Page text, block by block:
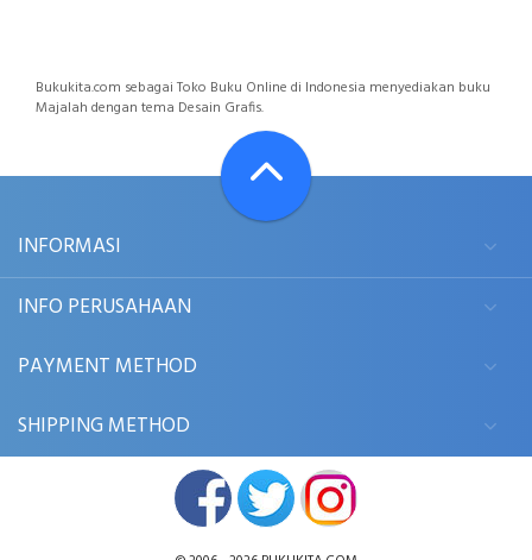
Bukukita.com sebagai Toko Buku Online di Indonesia menyediakan buku
Majalah dengan tema Desain Grafis.
INFORMASI
INFO PERUSAHAAN
PAYMENT METHOD
SHIPPING METHOD